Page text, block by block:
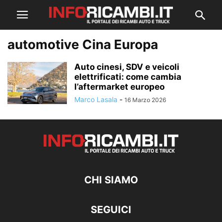
automotive Cina Europa
Auto cinesi, SDV e veicoli
elettrificati: come cambia
l’aftermarket europeo
Marco Lasala - 16 Marzo 2026
CHI SIAMO
SEGUICI